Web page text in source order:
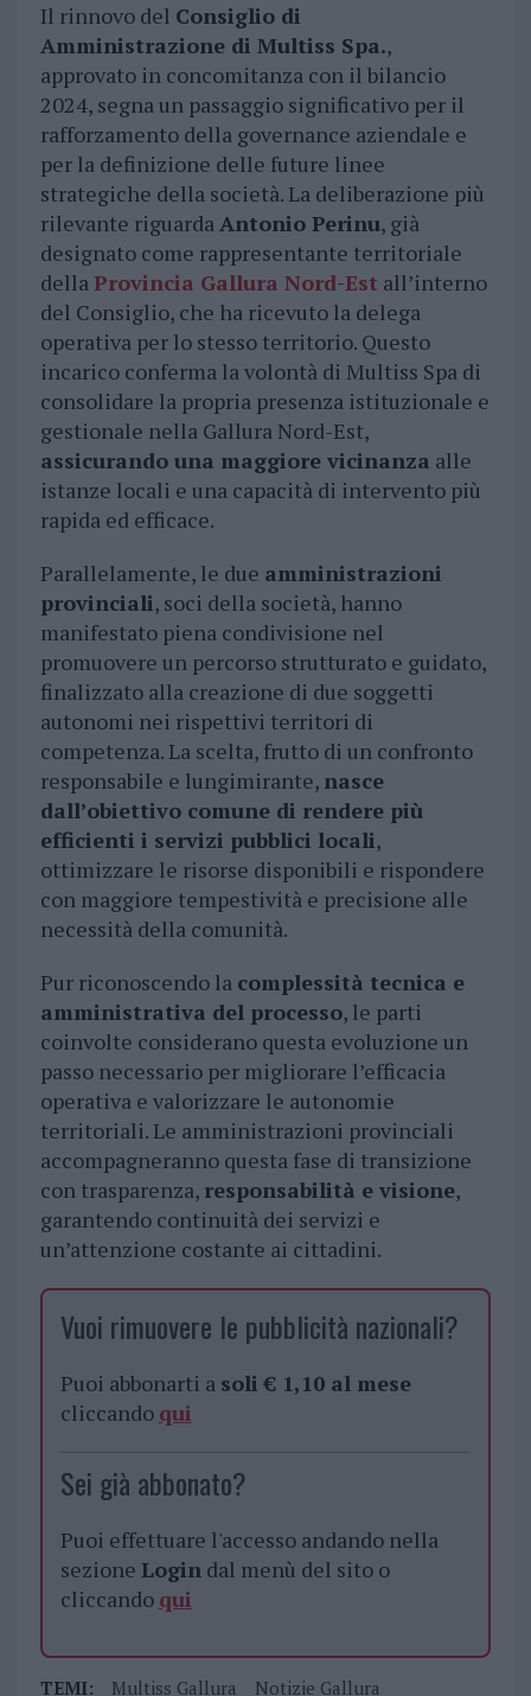
Il rinnovo del Consiglio di
Amministrazione di Multiss Spa.,
approvato in concomitanza con il bilancio
2024, segna un passaggio significativo per il
rafforzamento della governance aziendale e
per la definizione delle future linee
strategiche della società. La deliberazione più
rilevante riguardaAntonio Perinu, già
designato come rappresentante territoriale
dellaProvincia Gallura Nord-Est all’interno
del Consiglio, che ha ricevuto la delega
operativa per lo stesso territorio. Questo
incarico conferma la volontà di Multiss Spa di
consolidare la propria presenza istituzionale e
gestionale nella Gallura Nord-Est,
assicurando una maggiore vicinanza alle
istanze locali e una capacità di intervento più
rapida ed efficace.
Parallelamente, le due amministrazioni
provinciali, soci della società, hanno
manifestato piena condivisione nel
promuovere un percorso strutturato e guidato,
finalizzato alla creazione di due soggetti
autonomi nei rispettivi territori di
competenza. La scelta, frutto di un confronto
responsabile e lungimirante, nasce
dall’obiettivo comune di rendere più
efficienti i servizi pubblici locali,
ottimizzare le risorse disponibili e rispondere
con maggiore tempestività e precisione alle
necessità della comunità.
Pur riconoscendo la complessità tecnica e
amministrativa del processo, le parti
coinvolte considerano questa evoluzione un
passo necessario per migliorare l’efficacia
operativa e valorizzare le autonomie
territoriali. Le amministrazioni provinciali
accompagneranno questa fase di transizione
con trasparenza, responsabilità e visione,
garantendo continuità dei servizi e
un’attenzione costante ai cittadini.
Vuoi rimuovere le pubblicità nazionali?
Puoi abbonarti a soli € 1,10 al mese
cliccando qui
Sei già abbonato?
Puoi effettuare l'accesso andando nella
sezione Logindal menù del sito o
cliccando qui
TEMI: Multiss Gallura
Notizie Gallura